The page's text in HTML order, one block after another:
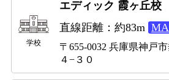
学校
エディック 霞ヶ丘校
直線距離：約83m
〒655-0032 兵庫県神戸
４−３０